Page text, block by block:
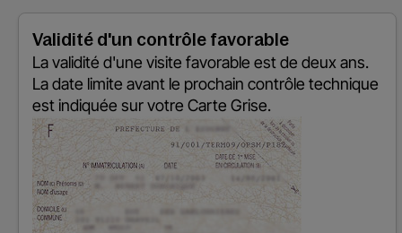
Validité d'un contrôle favorable
La validité d'une visite favorable est de deux ans.
La date limite avant le prochain contrôle technique
est indiquée sur votre Carte Grise.